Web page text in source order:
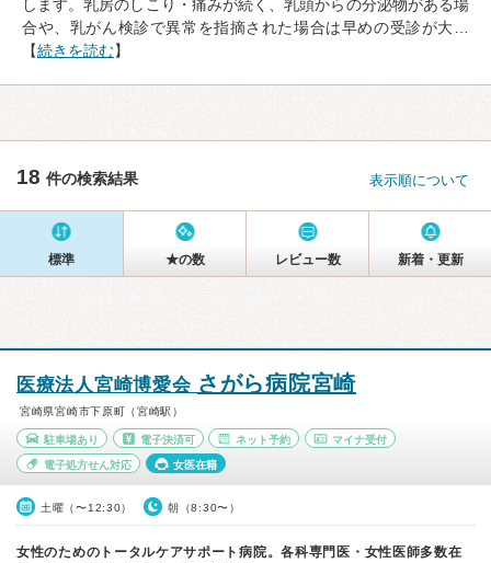
します。乳房のしこり・痛みが続く、乳頭からの分泌物がある場
合や、乳がん検診で異常を指摘された場合は早めの受診が大…
【続きを読む】
18 件の検索結果 表示順について
標準 ★の数 レビュー数 新着・更新
医療法人宮崎博愛会 さがら病院宮崎
宮崎県宮崎市下原町（宮崎駅）
駐車場あり 電子決済可 ネット予約 マイナ受付
電子処方せん対応 女医在籍
土曜（〜12:30） 朝（8:30〜）
女性のためのトータルケアサポート病院。各科専門医・女性医師多数在